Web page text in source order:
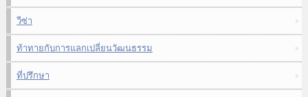
วีซ่า
ท้าทายกับการแลกเปลี่ยนวัฒนธรรม
ที่ปรึกษา